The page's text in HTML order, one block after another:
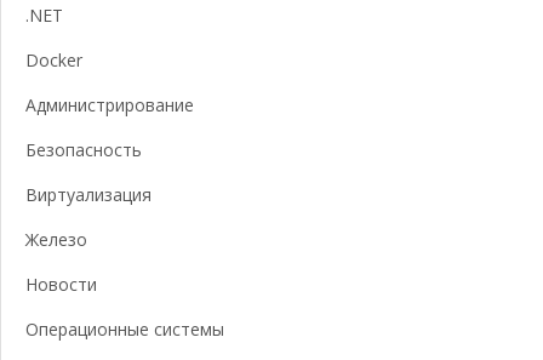
.NET
Docker
Администрирование
Безопасность
Виртуализация
Железо
Новости
Операционные системы